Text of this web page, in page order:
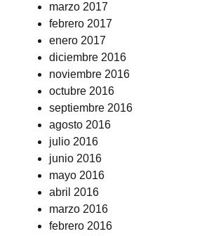
marzo 2017
febrero 2017
enero 2017
diciembre 2016
noviembre 2016
octubre 2016
septiembre 2016
agosto 2016
julio 2016
junio 2016
mayo 2016
abril 2016
marzo 2016
febrero 2016